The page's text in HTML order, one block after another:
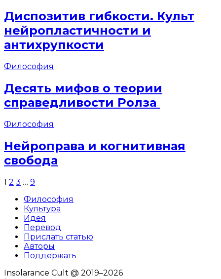
Диспозитив гибкости. Культ
нейропластичности и
антихрупкости
Философия
Десять мифов о теории
справедливости Ролза
Философия
Нейроправа и когнитивная
свобода
1 2 3 … 9
Философия
Культура
Идея
Перевод
Прислать статью
Авторы
Поддержать
Insolarance Cult @ 2019–2026